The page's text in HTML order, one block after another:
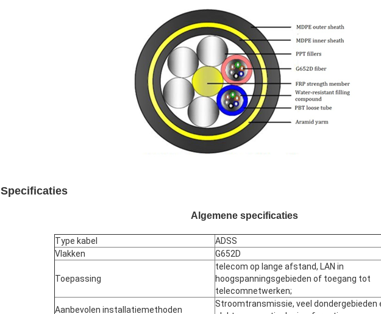
Specificaties
Algemene specificaties
Type kabel
ADSS
Vlakken
G652D
Toepassing
telecom op lange afstand, LAN in
hoogspanningsgebieden of toegang tot
telecomnetwerken;
Aanbevolen installatiemethoden
Stroomtransmissie, veel dondergebieden